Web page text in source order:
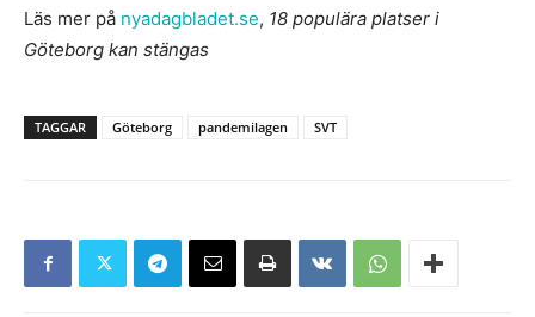
Läs mer på nyadagbladet.se, 18 populära platser i
Göteborg kan stängas
TAGGAR Göteborg pandemilagen SVT